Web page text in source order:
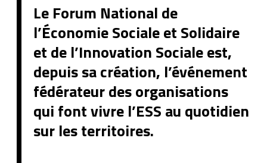
Le Forum National de
l’Économie Sociale et Solidaire
et de l’Innovation Sociale est,
depuis sa création, l’événement
fédérateur des organisations
qui font vivre l’ESS au quotidien
sur les territoires.